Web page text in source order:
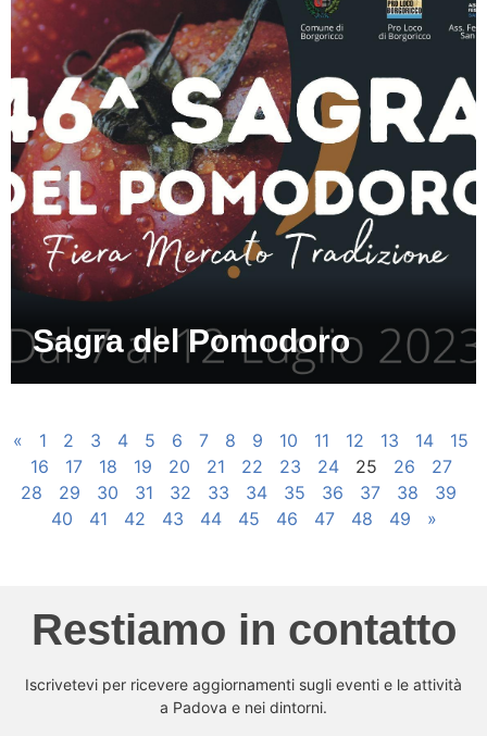
Sagra del Pomodoro
« 1 2 3 4 5 6 7 8 9 10 11 12 13 14
15
16
17 18 19 20 21 22 23 24 25 26
27
28
29 30 31 32 33 34 35 36 37 38
39
40
41 42 43 44 45 46 47 48 49 »
Restiamo in contatto
Iscrivetevi per ricevere aggiornamenti sugli eventi e le attività
a Padova e nei dintorni.